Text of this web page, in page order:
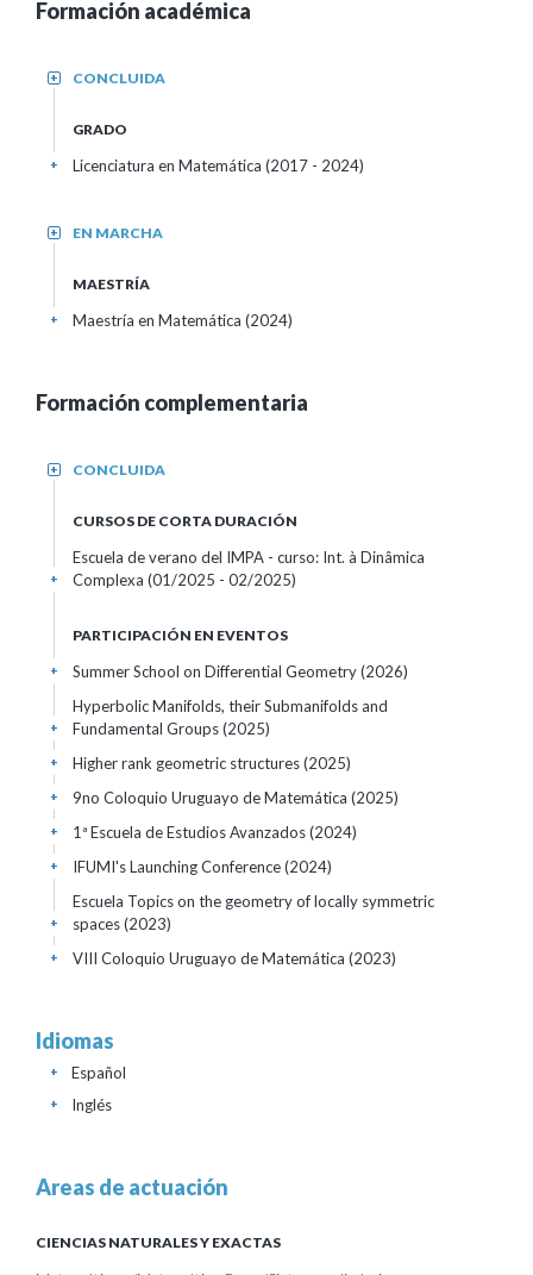
Formación académica
CONCLUIDA
+
GRADO
Licenciatura en Matemática (2017 - 2024)
+
EN MARCHA
+
MAESTRÍA
Maestría en Matemática (2024)
+
Formación complementaria
CONCLUIDA
+
CURSOS DE CORTA DURACIÓN
Escuela de verano del IMPA - curso: Int. à Dinâmica
Complexa (01/2025 - 02/2025)
+
PARTICIPACIÓN EN EVENTOS
Summer School on Differential Geometry(2026)
+
Hyperbolic Manifolds, their Submanifolds and
Fundamental Groups(2025)
+
Higher rank geometric structures(2025)
+
9no Coloquio Uruguayo de Matemática (2025)
+
1ª Escuela de Estudios Avanzados(2024)
+
IFUMI's Launching Conference(2024)
+
Escuela Topics on the geometry of locally symmetric
spaces(2023)
+
VIII Coloquio Uruguayo de Matemática (2023)
+
Idiomas
Español
+
Inglés
+
Areas de actuación
CIENCIAS NATURALES Y EXACTAS